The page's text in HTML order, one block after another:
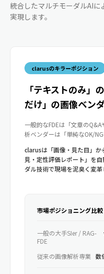
統合したマルチモーダルAIに
実現します。
clarusのキラーポジション
「テキストのみ」
だけ」の画像ベン
一般的なFDEは「文章の
析ベンダーは「単純なOK/
clarusは「画像・見た目」
見・定性評価レポート」を
ダル技術で現場を泥臭く変革
市場ポジショニング比較
一般の大手SIer / RAG-
FDE
従来の画像解析専業 数